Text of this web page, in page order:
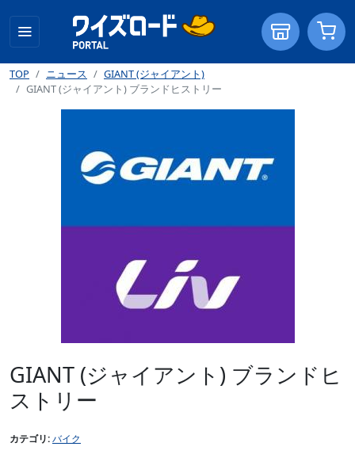
TOP ニュース
GIANT (ジャイアント)
GIANT (ジャイアント) ブランドヒストリー
GIANT (ジャイアント) ブランドヒ
ストリー
カテゴリ:バイク